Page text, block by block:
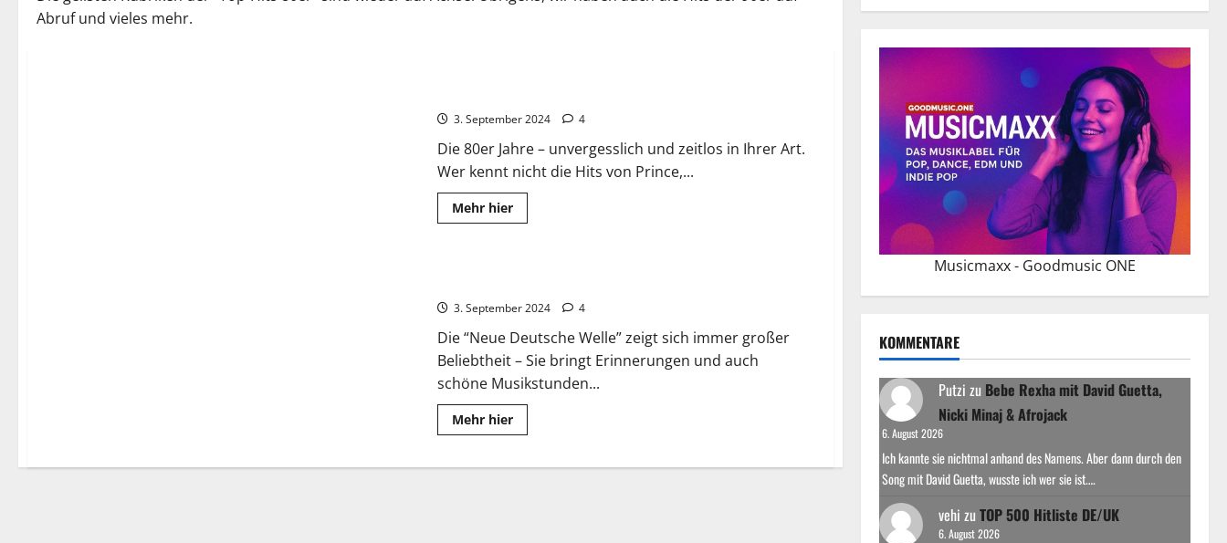
Abruf und vieles mehr.
3. September 2024 4
Die 80er Jahre – unvergesslich und zeitlos in Ihrer Art.
Wer kennt nicht die Hits von Prince,...
Mehr hierRead
more
3. September 2024 4
Die “Neue Deutsche Welle” zeigt sich immer großer
Beliebtheit – Sie bringt Erinnerungen und auch
schöne Musikstunden...
Mehr hierRead
more
Deutsche
Musicmaxx - Goodmusic ONE
KOMMENTARE
Putzi zu Bebe Rexha mit David Guetta,
Nicki Minaj & Afrojack
6. August 2026
Ich kannte sie nichtmal anhand des Namens. Aber dann durch den
Song mit David Guetta, wusste ich wer sie ist.…
vehi zu TOP 500 Hitliste DE/UK
6. August 2026